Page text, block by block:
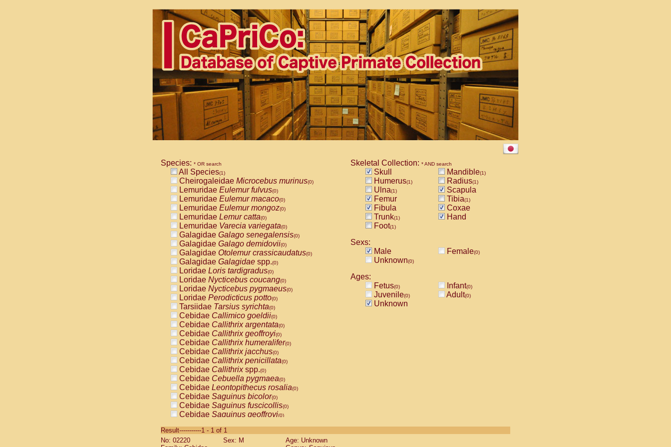
Species: * OR search
All Species(1)
Cheirogaleidae Microcebus murinus(0)
Lemuridae Eulemur fulvus(0)
Lemuridae Eulemur macaco(0)
Lemuridae Eulemur mongoz(0)
Lemuridae Lemur catta(0)
Lemuridae Varecia variegata(0)
Galagidae Galago senegalensis(0)
Galagidae Galago demidovii(0)
Galagidae Otolemur crassicaudatus(0)
Galagidae Galagidae spp.(0)
Loridae Loris tardigradus(0)
Loridae Nycticebus coucang(0)
Loridae Nycticebus pygmaeus(0)
Loridae Perodicticus potto(0)
Tarsiidae Tarsius syrichta(0)
Cebidae Callimico goeldii(0)
Cebidae Callithrix argentata(0)
Cebidae Callithrix geoffroyi(0)
Cebidae Callithrix humeralifer(0)
Cebidae Callithrix jacchus(0)
Cebidae Callithrix penicillata(0)
Cebidae Callithrixspp.(0)
Cebidae Cebuella pygmaea(0)
Cebidae Leontopithecus rosalia(0)
Cebidae Saguinus bicolor(0)
Cebidae Saguinus fuscicollis(0)
Cebidae Saguinus geoffroyi(0)
CebidaeSaguinus labiatus(0)
Cebidae Saguinus leucopus (0)
Skeletal Collection: * AND search
Skull Mandible(1)
Humerus(1) Radius(1)
Ulna(1)
Scapula
Femur
Tibia(1)
Fibula
Coxae
Trunk(1)
Hand
Foot(1)
Sexs:
Male
Female(0)
Unknown(0)
Ages:
Fetus(0) Infant(0)
Juvenile(0) Adult(0)
Unknown
Result-----------1 - 1 of 1
No: 02220
Sex: M
Age: Unknown